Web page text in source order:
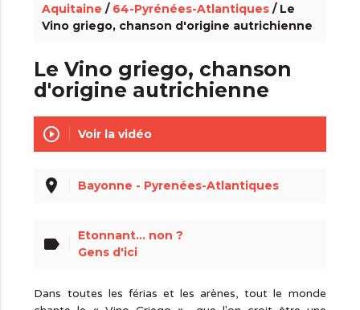
Aquitaine / 64-Pyrénées-Atlantiques / Le
Vino griego, chanson d'origine autrichienne
Le Vino griego, chanson
d'origine autrichienne
play_circle_outline Voir la vidéo
place Bayonne - Pyrenées-Atlantiques
label
Etonnant... non ?
Gens d'ici
Dans toutes les férias et les arènes, tout le monde